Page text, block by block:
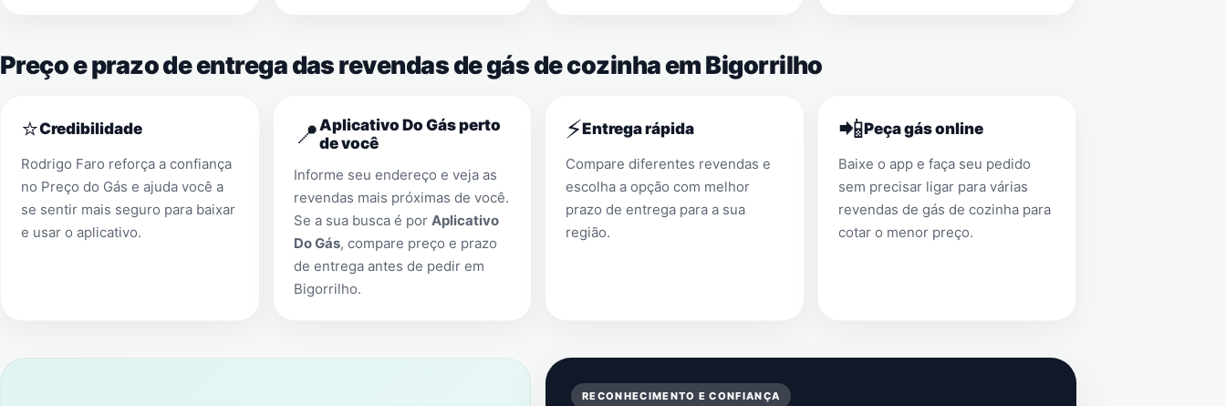
Preço e prazo de entrega das revendas de gás de cozinha em Bigorrilho
⭐Credibilidade
Rodrigo Faro reforça a confiança
no Preço do Gás e ajuda você a
se sentir mais seguro para baixar
e usar o aplicativo.
📍Aplicativo Do Gás perto
de você
Informe seu endereço e veja as
revendas mais próximas de você.
Se a sua busca é por Aplicativo
Do Gás, compare preço e prazo
de entrega antes de pedir em
Bigorrilho.
⚡Entrega rápida
Compare diferentes revendas e
escolha a opção com melhor
prazo de entrega para a sua
região.
📲Peça gás online
Baixe o app e faça seu pedido
sem precisar ligar para várias
revendas de gás de cozinha para
cotar o menor preço.
RECONHECIMENTO E CONFIANÇA